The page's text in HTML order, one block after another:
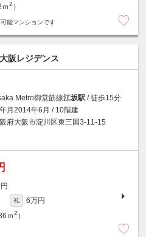
2 ）
能マンションです
阪レジデンス
Metro御堂筋線江坂駅 / 徒歩15分
月2014年6月 / 10階建
府大阪市淀川区東三国3-11-15
礼
6万円
ｍ2 ）